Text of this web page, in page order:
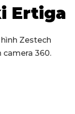
Ertiga
Zestech
camera 360.